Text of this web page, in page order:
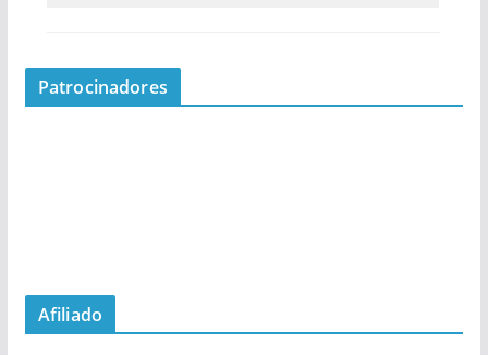
Patrocinadores
Afiliado